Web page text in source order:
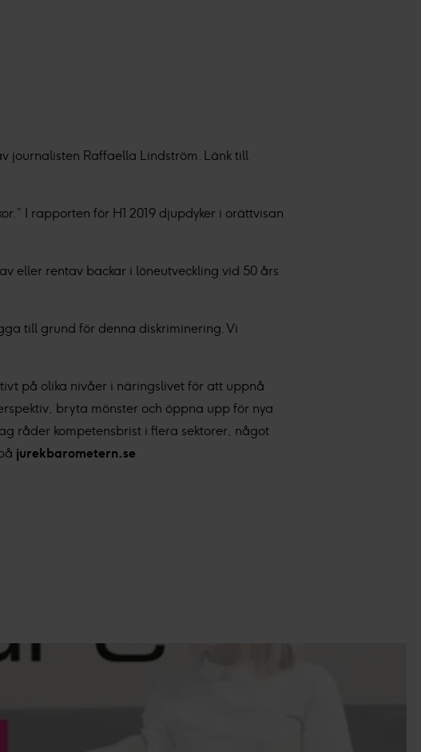
journalisten Raffaella Lindström. Länk till
I rapporten för H1 2019 djupdyker i orättvisan
eller rentav backar i löneutveckling vid 50 års
till grund för denna diskriminering. Vi
på olika nivåer i näringslivet för att uppnå
bryta mönster och öppna upp för nya
råder kompetensbrist i flera sektorer, något
jurekbarometern.se